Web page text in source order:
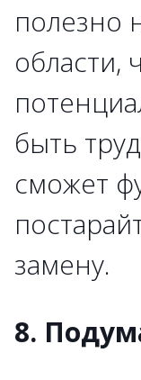
полезно
области,
быть
сможет
замену.
8.